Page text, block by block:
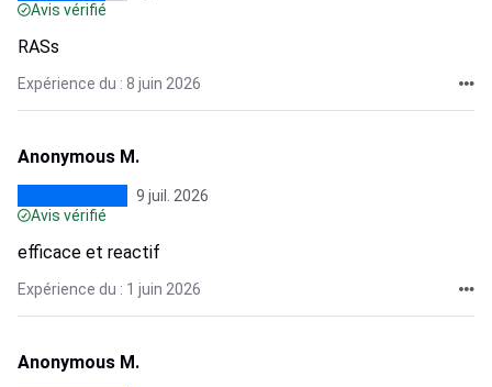
Avis vérifié
RASs
Expérience du : 8 juin 2026
Anonymous M.
9 juil. 2026
Avis vérifié
efficace et reactif
Expérience du : 1 juin 2026
Anonymous M.